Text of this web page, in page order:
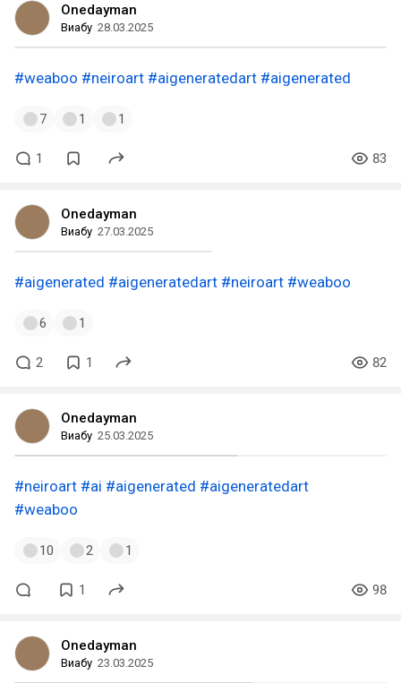
Onedayman
Виабу 28.03.2025
#weaboo #neiroart #aigeneratedart #aigenerated
7 1 1
1 83
Onedayman
Виабу 27.03.2025
#aigenerated #aigeneratedart #neiroart #weaboo
6 1
2 1 82
Onedayman
Виабу 25.03.2025
#neiroart #ai #aigenerated #aigeneratedart
#weaboo
10 2 1
1 98
Onedayman
Виабу 23.03.2025